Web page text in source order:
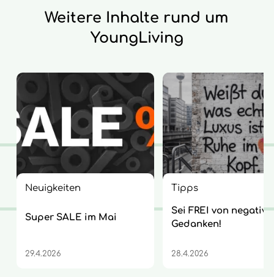
Weitere Inhalte rund um
YoungLiving
Neuigkeiten
Super SALE im Mai
29.4.2026
Tipps
Sei FREI von
Gedanken!
28.4.2026